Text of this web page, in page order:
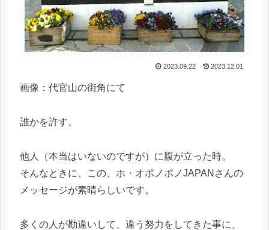
2023.09.22 2023.12.01
画像：代官山の街角にて
誰かを許す。
他人（本当はいないのですが）に腹が立った時。
そんなときに、この、ホ・オポノポノJAPANさんの
メッセージが素晴らしいです。
多くの人が勘違いして、違う努力をしてきた事に、